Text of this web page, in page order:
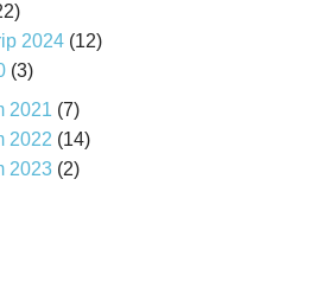
2024(12)
(3)
2021 (7)
2022 (14)
2023(2)